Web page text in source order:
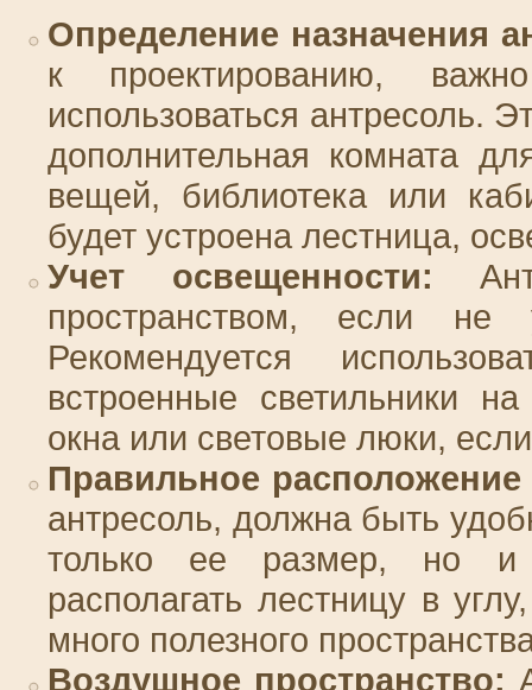
Определение назначения
к проектированию,
использоваться антресоль.
дополнительная комната
вещей, библиотека или
будет устроена лестница,
Учет освещенности:
пространством, если не
Рекомендуется
встроенные светильники
окна или световые люки,
Правильное
антресоль, должна быть
только ее размер, но и
располагать лестницу в
много полезного
Воздушное пространство: